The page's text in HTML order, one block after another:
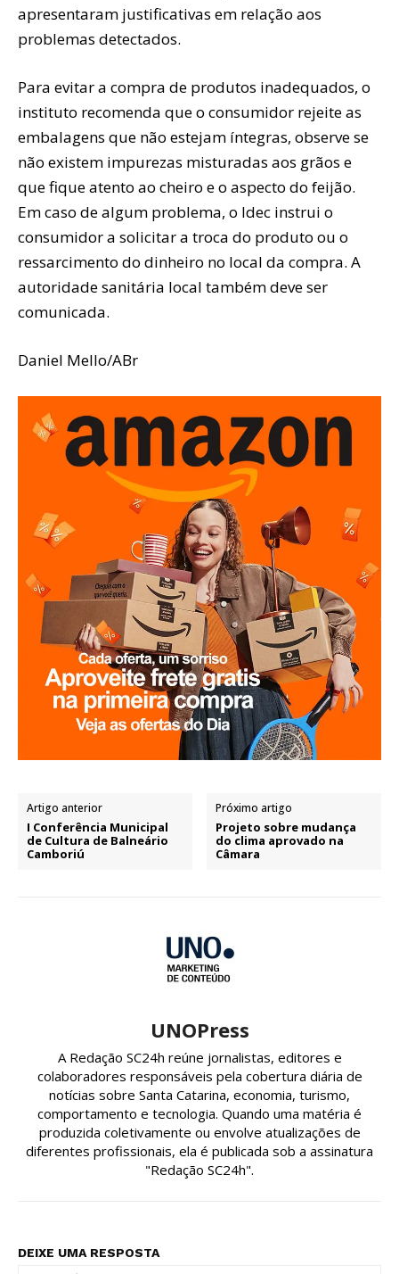
apresentaram justificativas em relação aos
problemas detectados.
Para evitar a compra de produtos inadequados, o
instituto recomenda que o consumidor rejeite as
embalagens que não estejam íntegras, observe se
não existem impurezas misturadas aos grãos e
que fique atento ao cheiro e o aspecto do feijão.
Em caso de algum problema, o Idec instrui o
consumidor a solicitar a troca do produto ou o
ressarcimento do dinheiro no local da compra. A
autoridade sanitária local também deve ser
comunicada.
Daniel Mello/ABr
Artigo anterior
I Conferência Municipal
de Cultura de Balneário
Camboriú
Próximo artigo
Projeto sobre mudança
do clima aprovado na
Câmara
UNOPress
A Redação SC24h reúne jornalistas, editores e
colaboradores responsáveis pela cobertura diária de
notícias sobre Santa Catarina, economia, turismo,
comportamento e tecnologia. Quando uma matéria é
produzida coletivamente ou envolve atualizações de
diferentes profissionais, ela é publicada sob a assinatura
"Redação SC24h".
DEIXE UMA RESPOSTA